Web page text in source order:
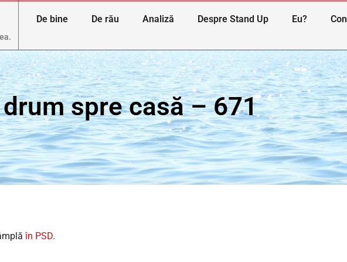
De bine De rău Analiză Despre Stand Up Eu?
spre casă – 671
în PSD.